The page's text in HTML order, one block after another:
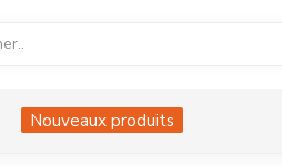
Nouveaux produits